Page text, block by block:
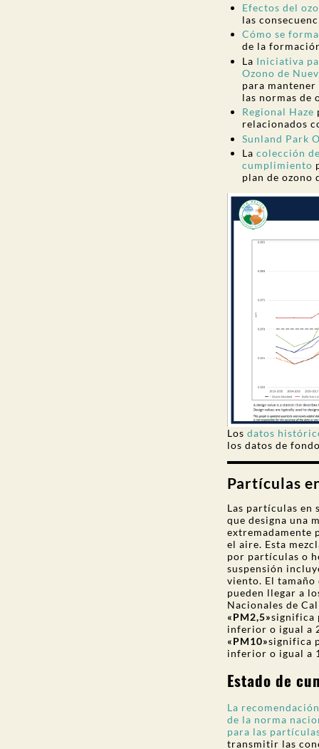
Efectos del
las
Cómo se
de la
La Iniciativa
Ozono de
para
las normas de
Regional Haze
relacionados
Sunland Park
Lacolección
cumplimiento
plan de ozono
Losdatos
los datos de
Partículas
Las partículas en
que designa una
extremadamente
el aire. Esta
por partículas o
suspensión
viento. El tamaño
pueden llegar a
Nacionales de
«PM2,5»significa
inferior o igual a
«PM10»significa
inferior o igual a
Estado de
La
de la norma
para las
transmitir las